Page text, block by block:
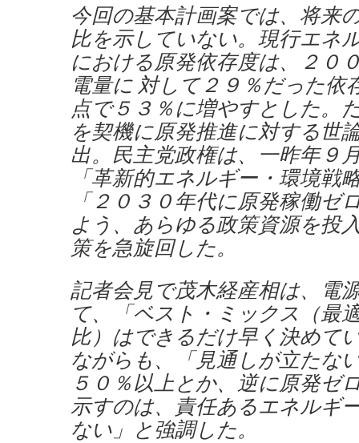
今回の基本計画案では、将来
比を示していない。現行エネ
における原発依存度は、２０
電量に 対して２９％だった依
点で５３％に増やすとした。
を契機に原発推進に対する世
出。民主党政権は、一昨年９
「革新的エネルギー・環境戦
「２０３０年代に原発稼働ゼ
よう、あらゆる政策資源を投
策を急旋回した。
記者会見で茂木経産相は、電
て、「ベスト・ミックス（最
比）はできるだけ早く決めて
ながらも、「見通しが立たな
５０％以上とか、逆に原発ゼ
示すのは、責任あるエネルギ
ない」と強調した。